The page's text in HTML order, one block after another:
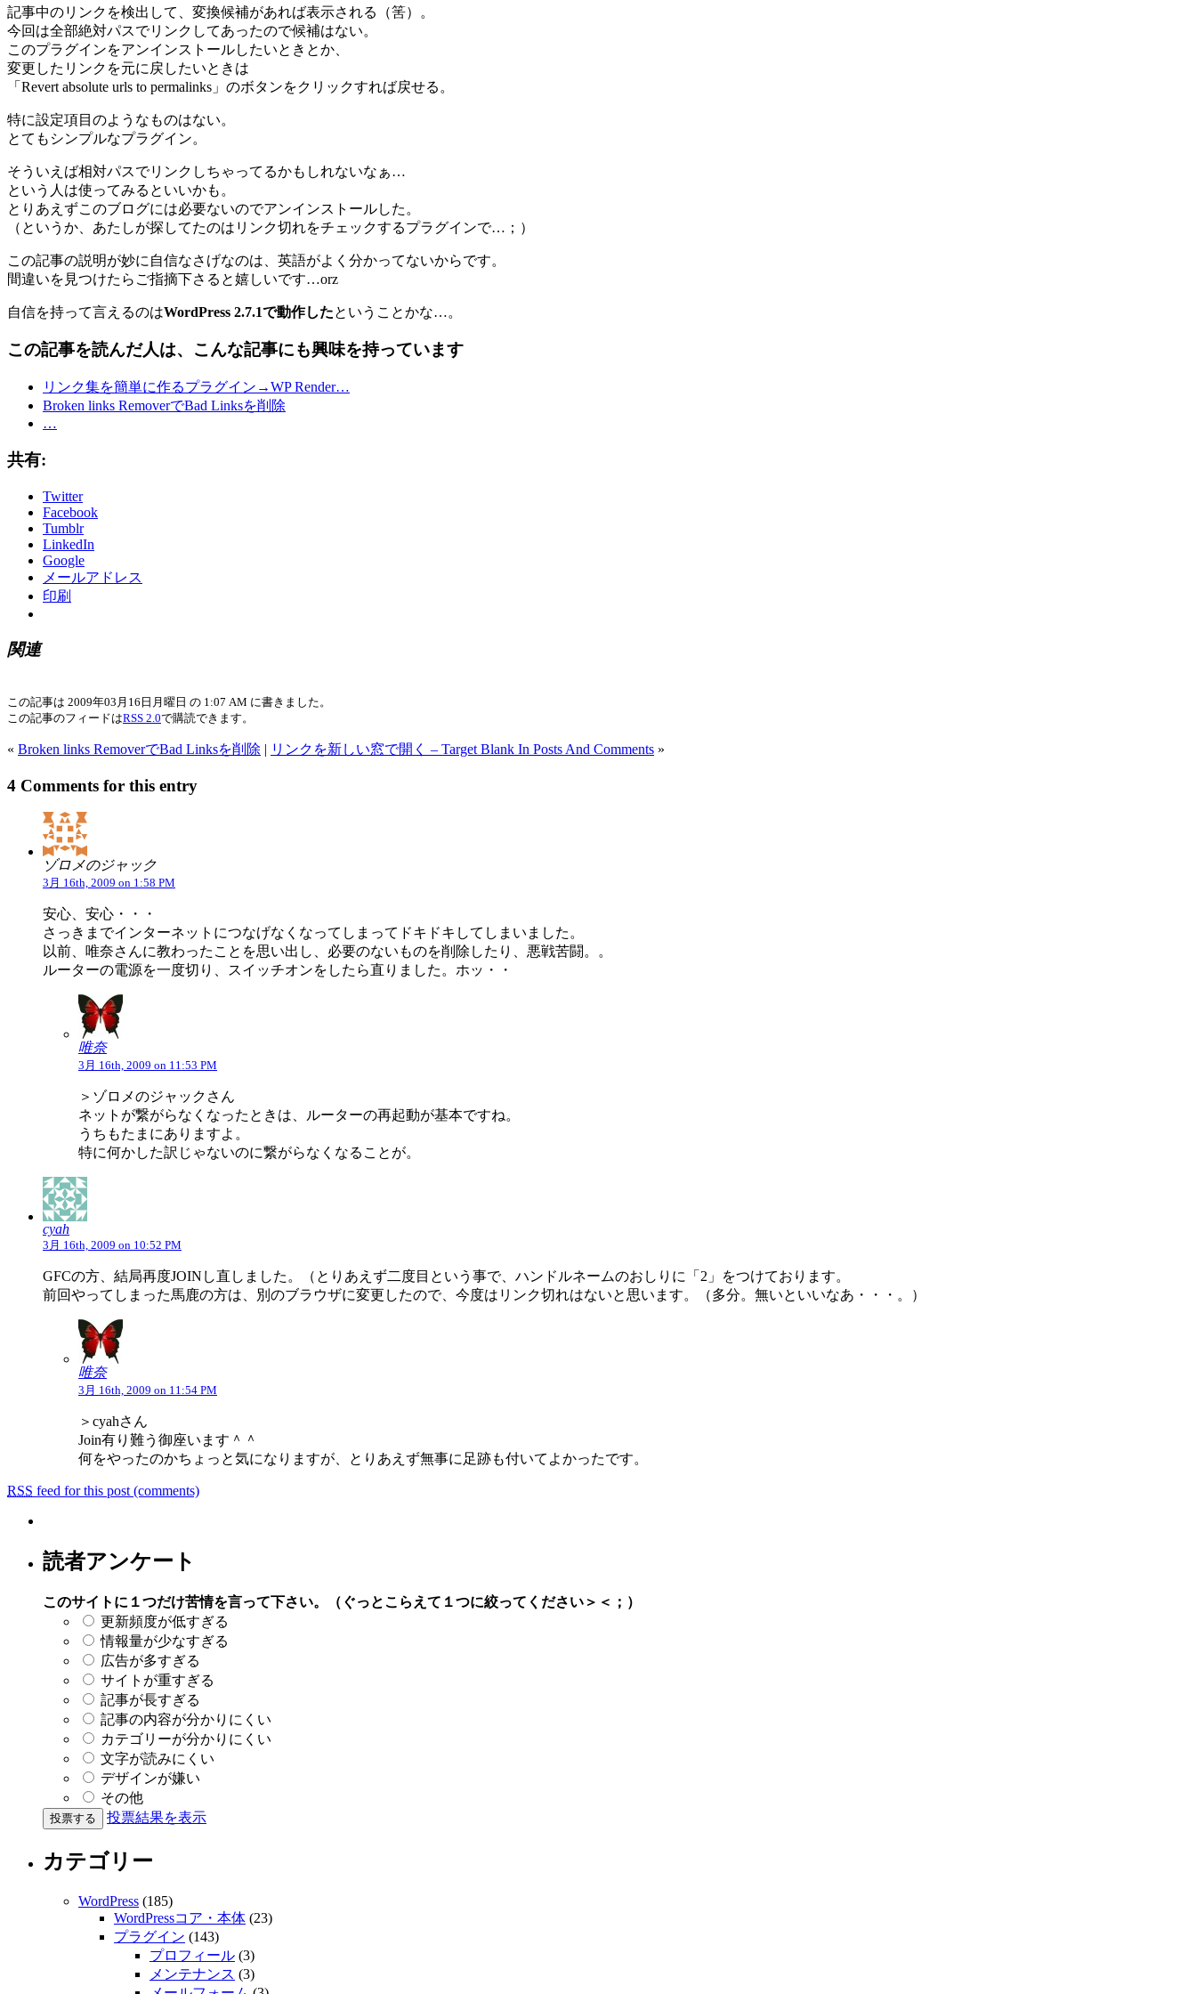
記事中のリンクを検出して、変換候補があれば表示される（筈）。
今回は全部絶対パスでリンクしてあったので候補はない。
このプラグインをアンインストールしたいときとか、
変更したリンクを元に戻したいときは
「Revert absolute urls to permalinks」のボタンをクリックすれば戻せる。
特に設定項目のようなものはない。
とてもシンプルなプラグイン。
そういえば相対パスでリンクしちゃってるかもしれないなぁ…
という人は使ってみるといいかも。
とりあえずこのブログには必要ないのでアンインストールした。
（というか、あたしが探してたのはリンク切れをチェックするプラグインで…；）
この記事の説明が妙に自信なさげなのは、英語がよく分かってないからです。
間違いを見つけたらご指摘下さると嬉しいです…orz
自信を持って言えるのはWordPress 2.7.1で動作したということかな…。
この記事を読んだ人は、こんな記事にも興味を持っています
リンク集を簡単に作るプラグイン→WP Render…
Broken links RemoverでBad Linksを削除
…
共有:
Twitter
Facebook
Tumblr
LinkedIn
Google
メールアドレス
印刷
関連
この記事は 2009年03月16日月曜日 の 1:07 AM に書きました。
この記事のフィードはRSS 2.0で購読できます。
« Broken links RemoverでBad Linksを削除 | リンクを新しい窓で開く – Target Blank In Posts And Comments »
4 Comments for this entry
ゾロメのジャック
3月 16th, 2009 on 1:58 PM
安心、安心・・・
さっきまでインターネットにつなげなくなってしまってドキドキしてしまいました。
以前、唯奈さんに教わったことを思い出し、必要のないものを削除したり、悪戦苦闘。。
ルーターの電源を一度切り、スイッチオンをしたら直りました。ホッ・・
唯奈
3月 16th, 2009 on 11:53 PM
＞ゾロメのジャックさん
ネットが繋がらなくなったときは、ルーターの再起動が基本ですね。
うちもたまにありますよ。
特に何かした訳じゃないのに繋がらなくなることが。
cyah
3月 16th, 2009 on 10:52 PM
GFCの方、結局再度JOINし直しました。（とりあえず二度目という事で、ハンドルネームのおしりに「2」をつけております。
前回やってしまった馬鹿の方は、別のブラウザに変更したので、今度はリンク切れはないと思います。（多分。無いといいなあ・・・。）
唯奈
3月 16th, 2009 on 11:54 PM
＞cyahさん
Join有り難う御座います＾＾
何をやったのかちょっと気になりますが、とりあえず無事に足跡も付いてよかったです。
RSS feed for this post (comments)
読者アンケート
このサイトに１つだけ苦情を言って下さい。（ぐっとこらえて１つに絞ってください＞＜；）
更新頻度が低すぎる
情報量が少なすぎる
広告が多すぎる
サイトが重すぎる
記事が長すぎる
記事の内容が分かりにくい
カテゴリーが分かりにくい
文字が読みにくい
デザインが嫌い
その他
投票結果を表示
カテゴリー
WordPress (185)
WordPressコア・本体 (23)
プラグイン (143)
プロフィール (3)
メンテナンス (3)